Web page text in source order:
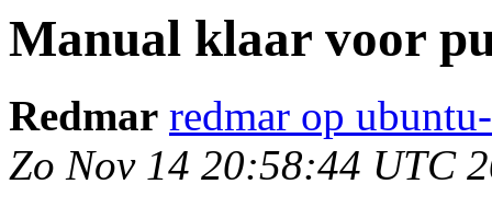
Manual klaar voor
Redmar redmar op
Zo Nov 14 20:58:44 UTC